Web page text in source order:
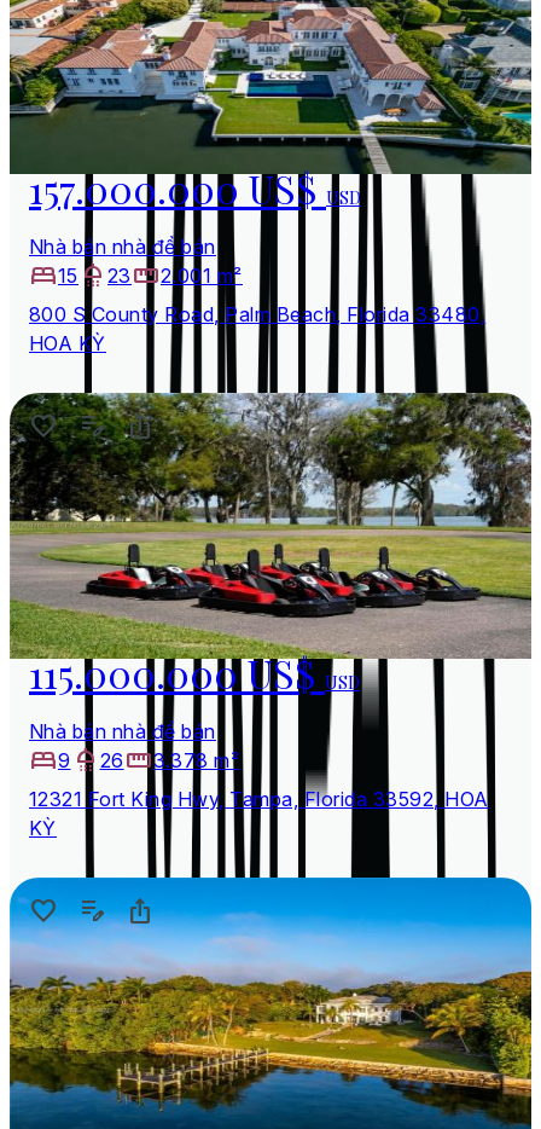
157.000.000 US$USD
Nhà bán nhà để bán
15
23
2.001 m²
800 S County Road, Palm Beach, Florida 33480,
HOA KỲ
115.000.000 US$USD
Nhà bán nhà để bán
9
26
3.378 m²
12321 Fort King Hwy, Tampa, Florida 33592, HOA
KỲ